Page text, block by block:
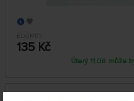
EDGM01
135 Kč
Úterý 11.08. může